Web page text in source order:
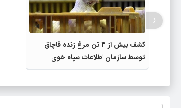
کشف بیش از ۳ تن مرغ زنده قاچاق
توسط سازمان اطلاعات سپاه خوی
‹